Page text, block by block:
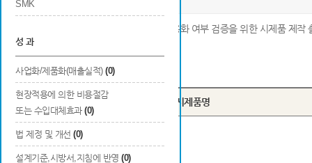
SMK
성 과
사업화/제품화(매출실적) (0)
현장적용에 의한 비용절감
또는 수입대체효과 (0)
법 제정 및 개선 (0)
설계기준,시방서,지침에 반영 (0)
※ 기술개발로 발생한 신제품의 실용화 및 상용화 여부 검증을 위한 시제품 제작
Total0건
번호 시제품명